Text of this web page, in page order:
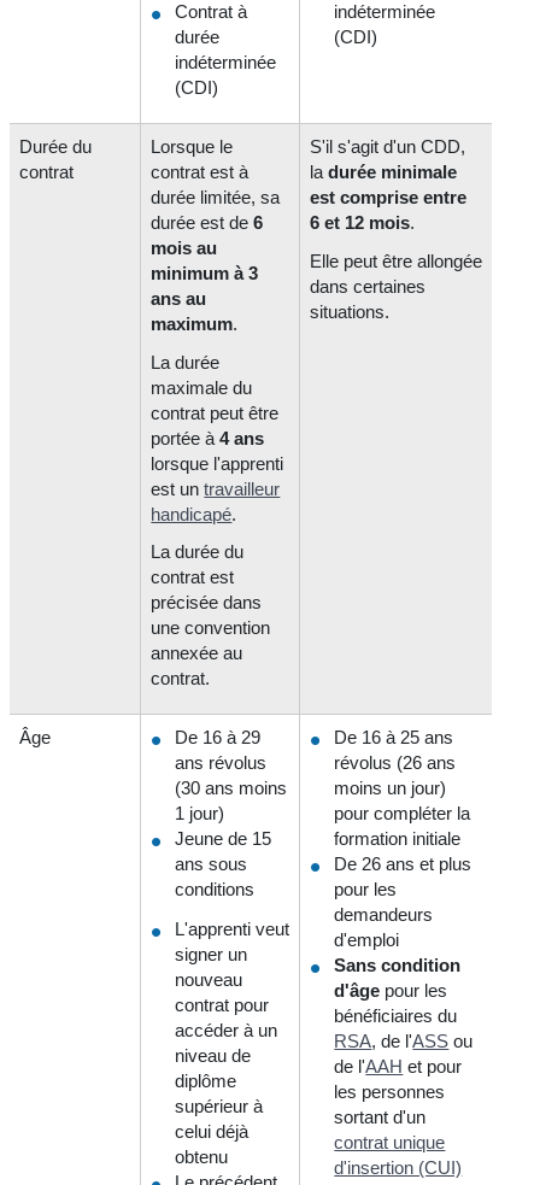
Contrat à
durée
indéterminée
(CDI)
indéterminée
(CDI)
Durée du
contrat
Lorsque le
contrat est à
durée limitée, sa
durée est de6
mois au
minimum à 3
ans au
maximum.
La durée
maximale du
contrat peut être
portée à4 ans
lorsque l'apprenti
est untravailleur
handicapé.
La durée du
contrat est
précisée dans
une convention
annexée au
contrat.
S'il s'agit d'un CDD,
ladurée minimale
est comprise entre
6 et 12 mois.
Elle peut être allongée
dans certaines
situations.
Âge
De 16 à 29
ans révolus
(30 ans moins
1 jour)
Jeune de 15
ans sous
conditions
L'apprenti veut
signer un
nouveau
contrat pour
accéder à un
niveau de
diplôme
supérieur à
celui déjà
obtenu
De 16 à 25 ans
révolus (26 ans
moins un jour)
pour compléter la
formation initiale
De 26 ans et plus
pour les
demandeurs
d'emploi
Sans condition
d'âge pour les
bénéficiaires du
RSA, de l'ASS ou
de l'AAH et pour
les personnes
sortant d'un
contrat unique
d'insertion (CUI)